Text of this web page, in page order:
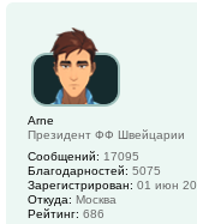
Arne
Президент ФФ Швейцарии
Сообщений: 17095
Благодарностей: 5075
Зарегистрирован: 01 июн
Откуда: Москва
Рейтинг: 686